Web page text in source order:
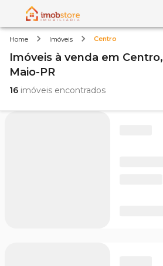
Home Imóveis Centro
Imóveis à venda em Centro,
Maio-PR
16 imóveis encontrados